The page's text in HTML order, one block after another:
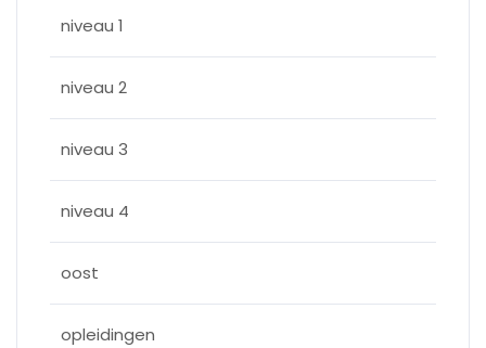
niveau 1
niveau 2
niveau 3
niveau 4
oost
opleidingen